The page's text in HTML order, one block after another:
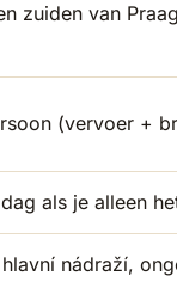
zuiden van
(vervoer +
als je alleen
nádraží,